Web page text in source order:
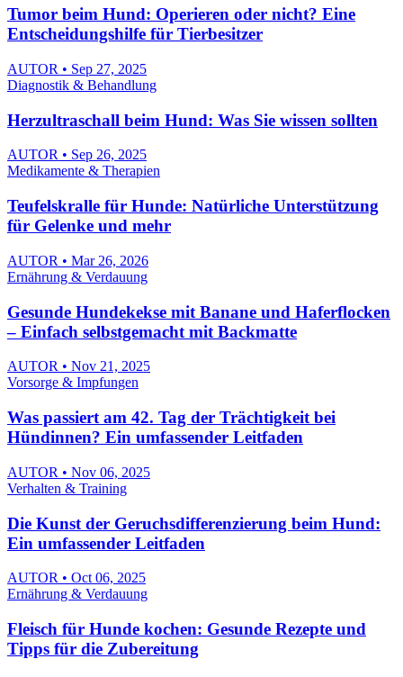
Tumor beim Hund: Operieren oder nicht? Eine
Entscheidungshilfe für Tierbesitzer
AUTOR • Sep 27, 2025
Diagnostik & Behandlung
Herzultraschall beim Hund: Was Sie wissen sollten
AUTOR • Sep 26, 2025
Medikamente & Therapien
Teufelskralle für Hunde: Natürliche Unterstützung
für Gelenke und mehr
AUTOR • Mar 26, 2026
Ernährung & Verdauung
Gesunde Hundekekse mit Banane und Haferflocken
– Einfach selbstgemacht mit Backmatte
AUTOR • Nov 21, 2025
Vorsorge & Impfungen
Was passiert am 42. Tag der Trächtigkeit bei
Hündinnen? Ein umfassender Leitfaden
AUTOR • Nov 06, 2025
Verhalten & Training
Die Kunst der Geruchsdifferenzierung beim Hund:
Ein umfassender Leitfaden
AUTOR • Oct 06, 2025
Ernährung & Verdauung
Fleisch für Hunde kochen: Gesunde Rezepte und
Tipps für die Zubereitung